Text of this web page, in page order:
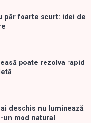
păr foarte scurt: idei de
poate rezolva rapid
deschis nu luminează
mod natural